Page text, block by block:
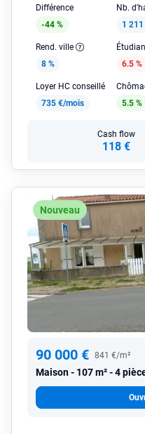
Différence
-44 %
Nb.
1
Rend. ville
8 %
6.5 %
Loyer HC conseillé
735 €/mois
5.5 %
Cash flow
118 €
Nouveau
90 000 € 841 €/m²
Maison 107 m² - 4